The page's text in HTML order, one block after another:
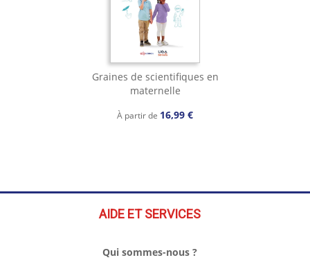
Graines de scientifiques en
maternelle
À partir de 16,99 €
AIDE ET SERVICES
Qui sommes-nous ?